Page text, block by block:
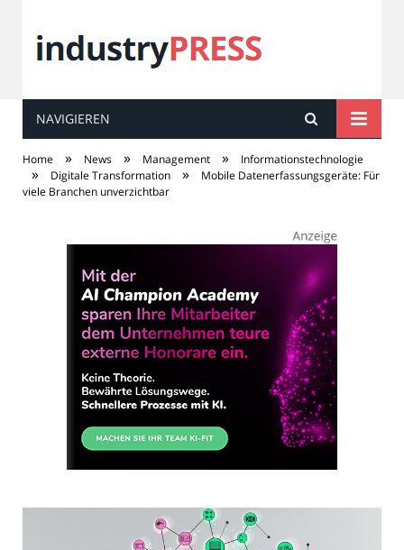
industryPRESS
NAVIGIEREN
Home » News » Management » Informationstechnologie
» Digitale Transformation »
Mobile Datenerfassungsgeräte: Für
viele Branchen unverzichtbar